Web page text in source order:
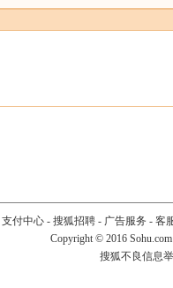
支付中心- 搜狐招聘- 广告服务 - 客
Copyright © 2016
搜狐不良信息